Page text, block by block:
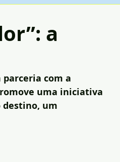
a
com a
uma iniciativa
destino, um